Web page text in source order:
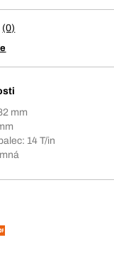
(0)
mm
14 T/in